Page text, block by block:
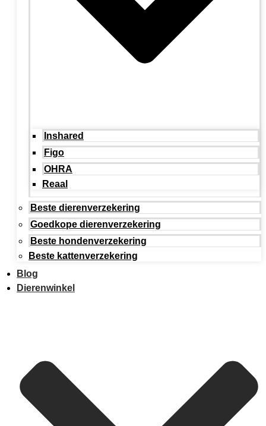
Inshared
Figo
OHRA
Reaal
Beste dierenverzekering
Goedkope dierenverzekering
Beste hondenverzekering
Beste kattenverzekering
Blog
Dierenwinkel